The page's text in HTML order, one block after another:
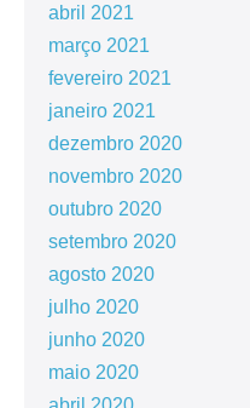
abril 2021
março 2021
fevereiro 2021
janeiro 2021
dezembro 2020
novembro 2020
outubro 2020
setembro 2020
agosto 2020
julho 2020
junho 2020
maio 2020